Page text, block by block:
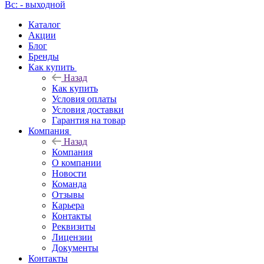
Вс: - выходной
Каталог
Акции
Блог
Бренды
Как купить
Назад
Как купить
Условия оплаты
Условия доставки
Гарантия на товар
Компания
Назад
Компания
О компании
Новости
Команда
Отзывы
Карьера
Контакты
Реквизиты
Лицензии
Документы
Контакты